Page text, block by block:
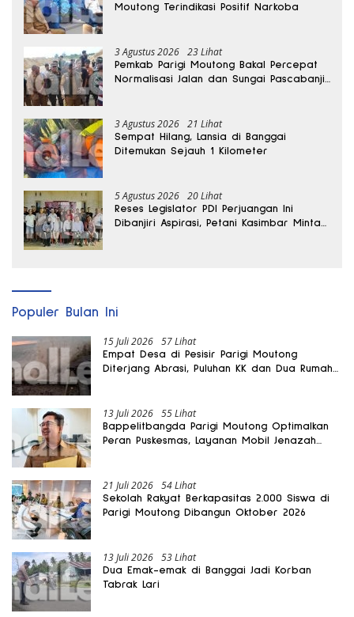
Moutong Terindikasi Positif Narkoba
3 Agustus 2026 23 Lihat
Pemkab Parigi Moutong Bakal Percepat
Normalisasi Jalan dan Sungai Pascabanjir
3 Agustus 2026 21 Lihat
Sempat Hilang, Lansia di Banggai
Ditemukan Sejauh 1 Kilometer
5 Agustus 2026 20 Lihat
Reses Legislator PDI Perjuangan Ini
Dibanjiri Aspirasi, Petani Kasimbar Minta
Populer Bulan Ini
15 Juli 2026 57 Lihat
Empat Desa di Pesisir Parigi Moutong
Diterjang Abrasi, Puluhan KK dan Dua Rumah
13 Juli 2026 55 Lihat
Bappelitbangda Parigi Moutong Optimalkan
Peran Puskesmas, Layanan Mobil Jenazah
21 Juli 2026 54 Lihat
Sekolah Rakyat Berkapasitas 2.000 Siswa di
Parigi Moutong Dibangun Oktober 2026
13 Juli 2026 53 Lihat
Dua Emak-emak di Banggai Jadi Korban
Tabrak Lari